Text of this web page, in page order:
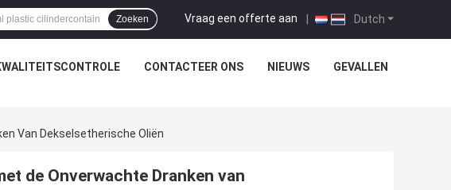
Dutch
Vraag een offerte aan |
Zoeken
CONTACTEER ONS NIEUWS GEVALLEN
Van Dekselsetherische Oliën
de Onverwachte Dranken van